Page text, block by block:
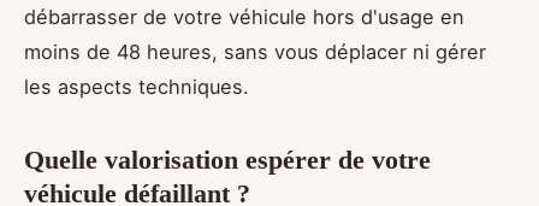
débarrasser de votre véhicule hors d'usage en
moins de 48 heures, sans vous déplacer ni gérer
les aspects techniques.
Quelle valorisation espérer de votre
véhicule défaillant ?